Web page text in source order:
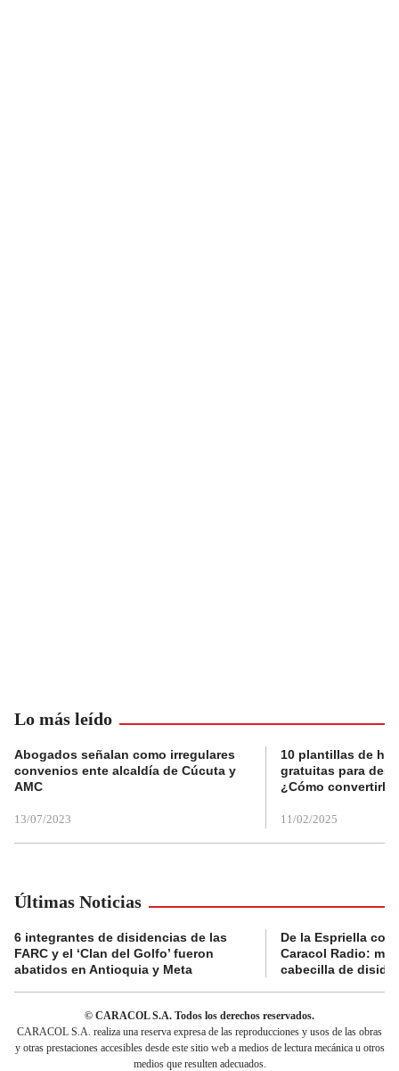
Lo más leído
Abogados señalan como irregulares
convenios ente alcaldía de Cúcuta y
AMC
13/07/2023
10 plantillas de
gratuitas para
¿Cómo convertirla
11/02/2025
Últimas Noticias
6 integrantes de disidencias de las
FARC y el ‘Clan del Golfo’ fueron
abatidos en Antioquia y Meta
De la Espriella
Caracol Radio:
cabecilla de
© CARACOL S.A. Todos los derechos reservados.
CARACOL S.A. realiza una reserva expresa de las reproducciones y usos de las obras
y otras prestaciones accesibles desde este sitio web a medios de lectura mecánica u otros
medios que resulten adecuados.